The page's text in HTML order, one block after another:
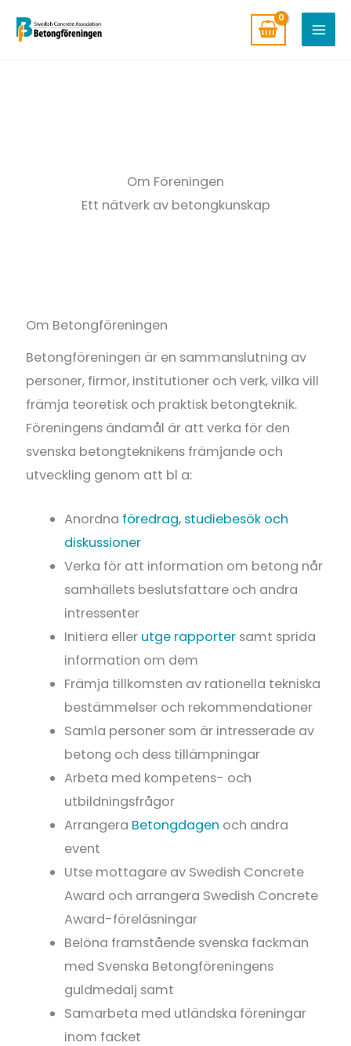
Om Föreningen
Ett nätverk av betongkunskap
Om Betongföreningen
Betongföreningen är en sammanslutning av
personer, firmor, institutioner och verk, vilka vill
främja teoretisk och praktisk betongteknik.
Föreningens ändamål är att verka för den
svenska betongteknikens främjande och
utveckling genom att bl a:
Anordna föredrag, studiebesök och
diskussioner
Verka för att information om betong når
samhällets beslutsfattare och andra
intressenter
Initiera eller utge rapporter samt sprida
information om dem
Främja tillkomsten av rationella tekniska
bestämmelser och rekommendationer
Samla personer som är intresserade av
betong och dess tillämpningar
Arbeta med kompetens- och
utbildningsfrågor
Arrangera Betongdagen och andra
event
Utse mottagare av Swedish Concrete
Award och arrangera Swedish Concrete
Award-föreläsningar
Belöna framstående svenska fackmän
med Svenska Betong­föreningens
guldmedalj samt
Samarbeta med utländska föreningar
inom facket